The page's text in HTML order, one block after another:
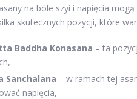
na bóle szyi i napięcia
skutecznych pozycji, które
Baddha Konasana – ta
Sanchalana – w ramach tej
napięcia,